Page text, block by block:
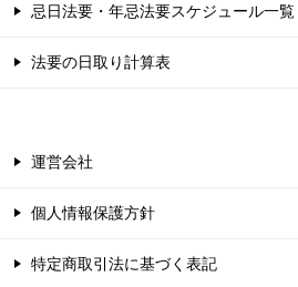
忌日法要・年忌法要スケジュール一覧
法要の日取り計算表
運営会社
個人情報保護方針
特定商取引法に基づく表記